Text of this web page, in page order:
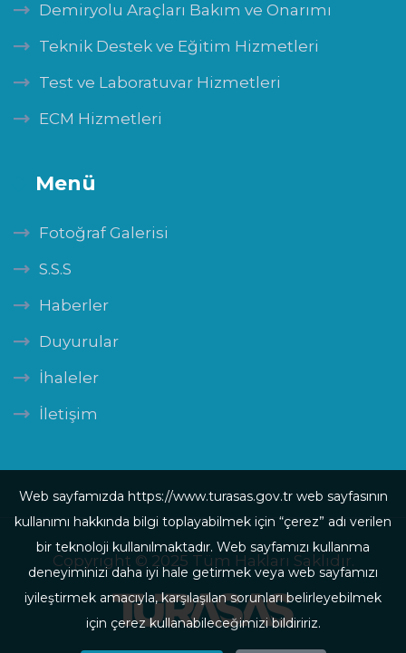
Demiryolu Araçları Bakım ve Onarımı
Teknik Destek ve Eğitim Hizmetleri
Test ve Laboratuvar Hizmetleri
ECM Hizmetleri
Menü
Fotoğraf Galerisi
S.S.S
Haberler
Duyurular
İhaleler
İletişim
Copyright © 2025 Tüm Hakları Saklıdır.
Web sayfamızda https://www.turasas.gov.tr web sayfasının
kullanımı hakkında bilgi toplayabilmek için “çerez” adı verilen
bir teknoloji kullanılmaktadır. Web sayfamızı kullanma
deneyiminizi daha iyi hale getirmek veya web sayfamızı
iyileştirmek amacıyla, karşılaşılan sorunları belirleyebilmek
için çerez kullanabileceğimizi bildiririz.